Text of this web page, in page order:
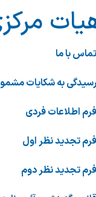
با ما
به شکایات
اطلاعات فردی
تجدید نظر اول
تجدید نظر دوم